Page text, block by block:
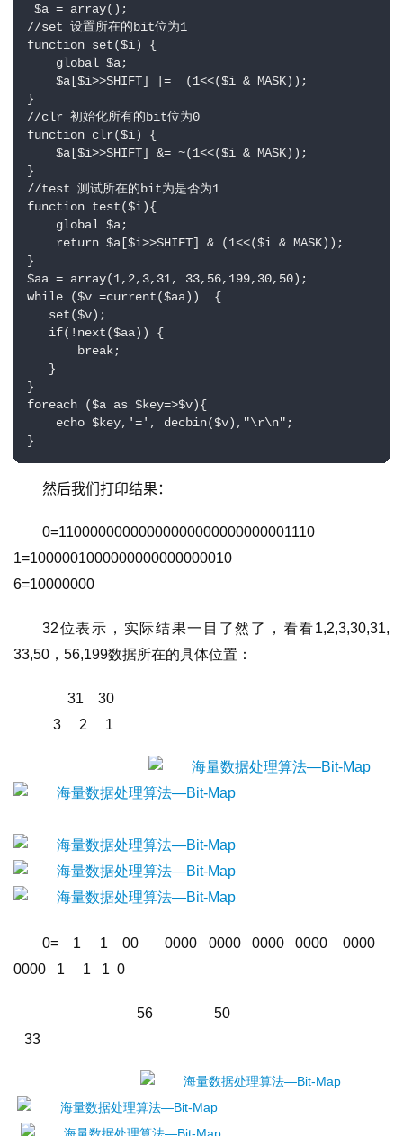
$a = array();
//set 设置所在的bit位为1
function set($i) {
global $a;
$a[$i>>SHIFT] |=  (1<<($i & MASK));
}
//clr 初始化所有的bit位为0
function clr($i) {
$a[$i>>SHIFT] &= ~(1<<($i & MASK));
}
//test 测试所在的bit为是否为1
function test($i){
global $a;
return $a[$i>>SHIFT] & (1<<($i & MASK));
}
$aa = array(1,2,3,31, 33,56,199,30,50);
while ($v =current($aa))  {
set($v);
if(!next($aa)) {
break;
}
}
foreach ($a as $key=>$v){
echo $key,'=', decbin($v),"\r\n";
}
然后我们打印结果：
0=11000000000000000000000000001110
1=1000001000000000000000010
6=10000000
32位表示，实际结果一目了然了，看看1,2,3,30,31,
33,50，56,199数据所在的具体位置：
31    30
3     2     1
0=    1     1    00       0000   0000   0000   0000    0000
0000   1     1   1  0
56                 50
33